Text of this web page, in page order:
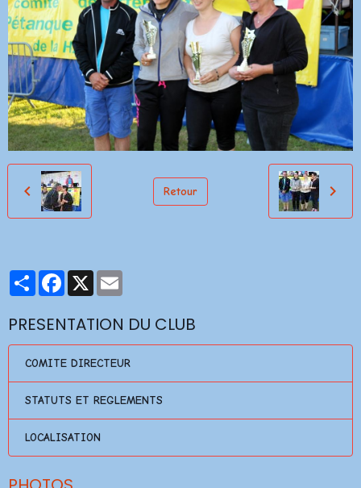
Retour
PartagerFacebook
X
PRESENTATION DU CLUB
COMITE DIRECTEUR
STATUTS ET REGLEMENTS
LOCALISATION